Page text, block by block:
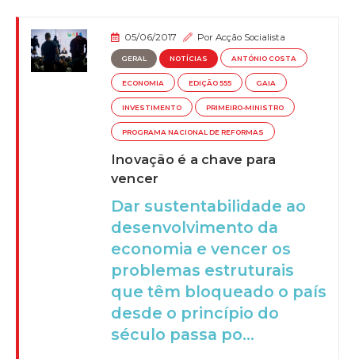
05/06/2017 PorAcção Socialista
GERAL NOTÍCIAS ANTÓNIO COSTA
ECONOMIA EDIÇÃO 555 GAIA
INVESTIMENTO PRIMEIRO-MINISTRO
PROGRAMA NACIONAL DE REFORMAS
Inovação é a chave para
vencer
Dar sustentabilidade ao
desenvolvimento da
economia e vencer os
problemas estruturais
que têm bloqueado o país
desde o princípio do
século passa po...